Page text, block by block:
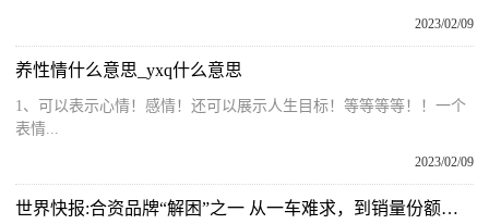
2023/02/09
养性情什么意思_yxq什么意思
1、可以表示心情！感情！还可以展示人生目标！等等等等！！一个
表情...
2023/02/09
世界快报:合资品牌“解困”之一 从一车难求，到销量份额双下挫